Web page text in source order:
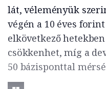
lát, véleményük
végén a 10 éves
elkövetkező
csökkenhet, míg a
50 bázisponttal